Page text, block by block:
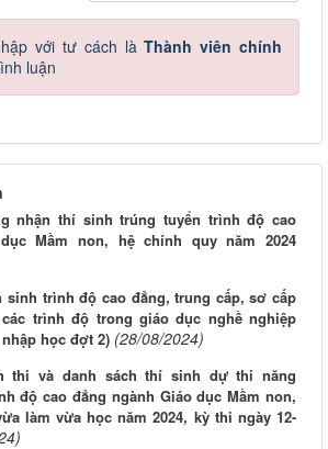
với tư cách làThành viên chính
luận
nhận thí sinh trúng tuyển trình độ cao
Mầm non, hệ chính quy năm 2024
sinh trình độ cao đẳng, trung cấp, sơ cấp
trình độ trong giáo dục nghề nghiệp
học đợt 2) (28/08/2024)
thi và danh sách thí sinh dự thi năng
độ cao đẳng ngành Giáo dục Mầm non,
làm vừa học năm 2024, kỳ thi ngày 12-